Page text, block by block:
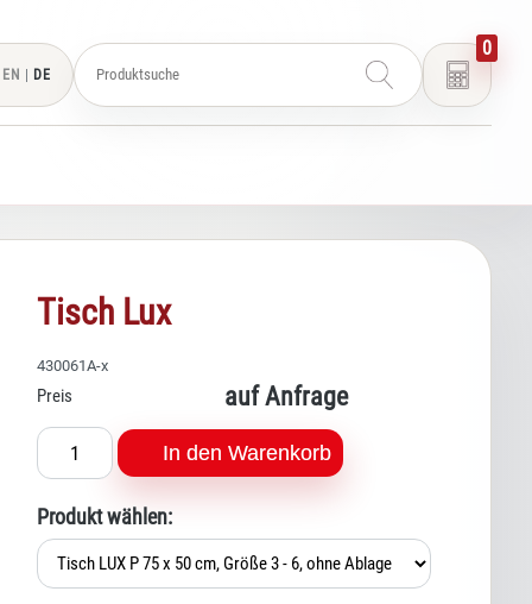
EN | DE
0
Tisch Lux
430061A-x
Preis auf Anfrage
In den Warenkorb
Produkt wählen: